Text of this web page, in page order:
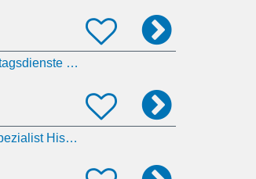
MTR / MTRA / MFA (m/w/d) für Samstagsdienste – Minijob oder Teilzeit
MTL / MTLA / BTA als Anwendungsspezialist Histotechnologie (m/w/d)